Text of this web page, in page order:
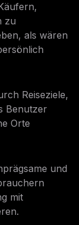
zu
als wären
Reiseziele,
Benutzer
Orte
und
mit